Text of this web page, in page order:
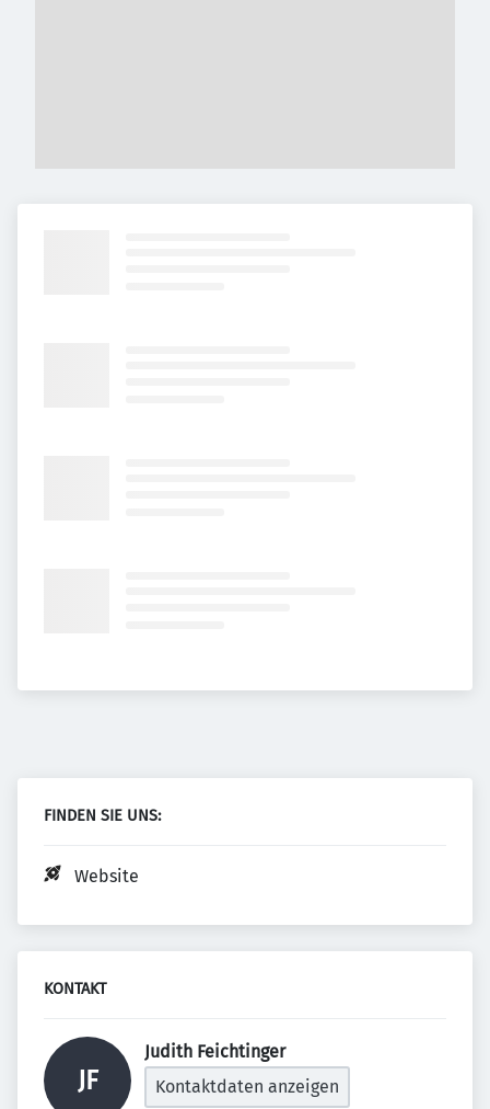
FINDEN SIE UNS:
Website
KONTAKT
JF
Judith Feichtinger
Kontaktdaten anzeigen